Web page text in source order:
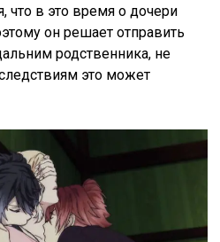
что в это время о дочери
он решает отправить
родственника, не
это может